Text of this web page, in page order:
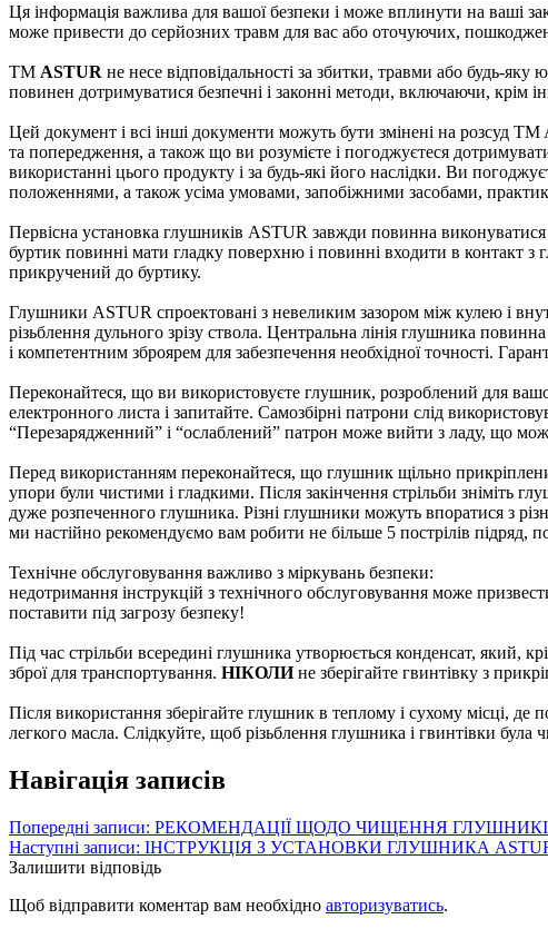
Ця інформація важлива для вашої безпеки і може вплинути на ваші
може привести до серйозних травм для вас або оточуючих,
ТМ ASTUR не несе відповідальності за збитки, травми або будь-
повинен дотримуватися безпечні і законні методи, включаючи, крім
Цей документ і всі інші документи можуть бути змінені на розсуд
та попередження, а також що ви розумієте і погоджуєтеся
використанні цього продукту і за будь-які його наслідки. Ви
положеннями, а також усіма умовами, запобіжними засобами,
Первісна установка глушників ASTUR завжди повинна виконуватися
буртик повинні мати гладку поверхню і повинні входити в контакт
прикручений до буртику.
Глушники ASTUR спроектовані з невеликим зазором між кулею і
різьблення дульного зрізу ствола. Центральна лінія глушника
і компетентним зброярем для забезпечення необхідної точності.
Переконайтеся, що ви використовуєте глушник, розроблений для
електронного листа і запитайте. Самозбірні патрони слід
“Перезарядженний” і “ослаблений” патрон може вийти з ладу, що
Перед використанням переконайтеся, що глушник щільно
упори були чистими і гладкими. Після закінчення стрільби зніміть
дуже розпеченного глушника. Різні глушники можуть впоратися з
ми настійно рекомендуємо вам робити не більше 5 пострілів підряд,
Технічне обслуговування важливо з міркувань безпеки:
недотримання інструкцій з технічного обслуговування може
поставити під загрозу безпеку!
Під час стрільби всередині глушника утворюється конденсат, який,
зброї для транспортування. НІКОЛИ не зберігайте гвинтівку з
Після використання зберігайте глушник в теплому і сухому місці,
легкого масла. Слідкуйте, щоб різьблення глушника і гвинтівки була
Навігація записів
Попередні записи: РЕКОМЕНДАЦІЇ ЩОДО ЧИЩЕННЯ
Наступні записи: ІНСТРУКЦІЯ З УСТАНОВКИ ГЛУШНИКА
Залишити відповідь
Щоб відправити коментар вам необхідно авторизуватись.